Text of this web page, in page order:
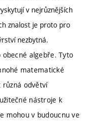
v nejrůznějších
znalost je proto pro
nezbytná.
obecné algebře. Tyto
matematické
různá odvětví
nástroje k
mohou v budoucnu ve